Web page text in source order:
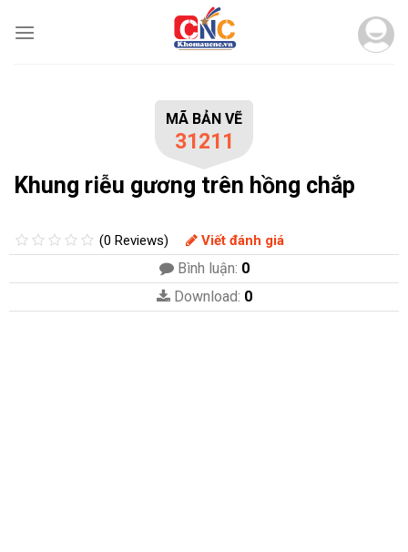
MÃ BẢN VẼ
31211
Khung riễu gương trên hồng chắp
(0 Reviews) Viết đánh giá
Bình luận: 0
Download: 0